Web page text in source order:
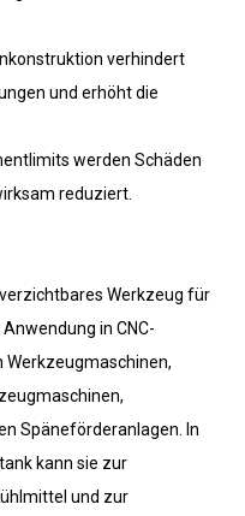
verhindert
und erhöht die
werden Schäden
reduziert.
Werkzeug für
in CNC-
Späneförderanlagen. In
kann sie zur
und zur